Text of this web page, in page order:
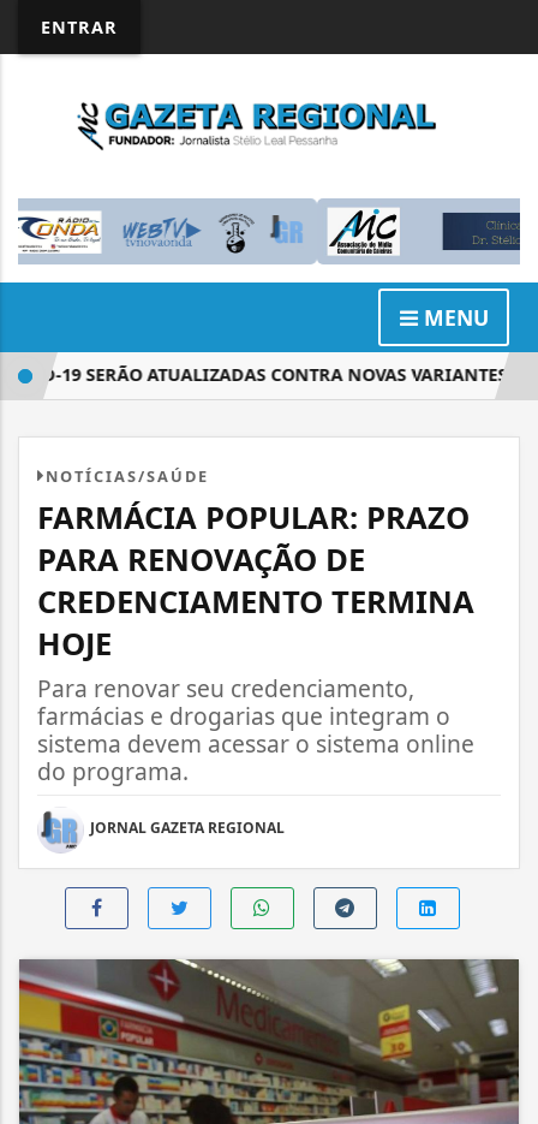
ENTRAR
MENU
19 SERÃO ATUALIZADAS CONTRA NOVAS VARIANTES
NOTÍCIAS/SAÚDE
FARMÁCIA POPULAR: PRAZO
PARA RENOVAÇÃO DE
CREDENCIAMENTO TERMINA
HOJE
Para renovar seu credenciamento,
farmácias e drogarias que integram o
sistema devem acessar o sistema online
do programa.
JORNAL GAZETA REGIONAL